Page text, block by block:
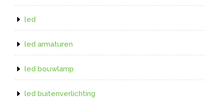
led
led armaturen
led bouwlamp
led buitenverlichting